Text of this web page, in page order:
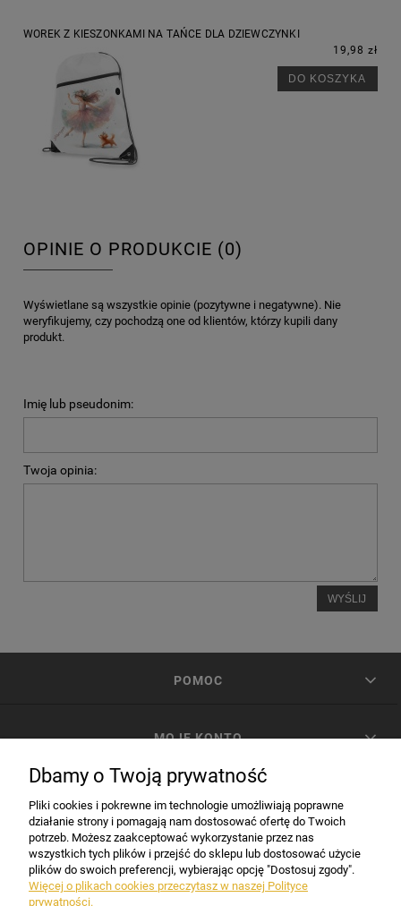
WOREK Z KIESZONKAMI NA TAŃCE DLA DZIEWCZYNKI
19,98 zł
DO KOSZYKA
OPINIE O PRODUKCIE (0)
Wyświetlane są wszystkie opinie (pozytywne i negatywne). Nie
weryfikujemy, czy pochodzą one od klientów, którzy kupili dany
produkt.
Imię lub pseudonim:
Twoja opinia:
WYŚLIJ
POMOC
MOJE KONTO
INFORMACJE
Dbamy o Twoją prywatność
Pliki cookies i pokrewne im technologie umożliwiają poprawne
działanie strony i pomagają nam dostosować ofertę do Twoich
potrzeb. Możesz zaakceptować wykorzystanie przez nas
wszystkich tych plików i przejść do sklepu lub dostosować użycie
plików do swoich preferencji, wybierając opcję "Dostosuj zgody".
Więcej o plikach cookies przeczytasz w naszej Polityce
prywatności.